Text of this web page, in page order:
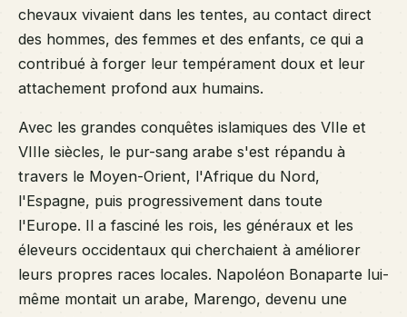
chevaux vivaient dans les tentes, au contact direct
des hommes, des femmes et des enfants, ce qui a
contribué à forger leur tempérament doux et leur
attachement profond aux humains.
Avec les grandes conquêtes islamiques des VIIe et
VIIIe siècles, le pur-sang arabe s'est répandu à
travers le Moyen-Orient, l'Afrique du Nord,
l'Espagne, puis progressivement dans toute
l'Europe. Il a fasciné les rois, les généraux et les
éleveurs occidentaux qui cherchaient à améliorer
leurs propres races locales. Napoléon Bonaparte lui-
même montait un arabe, Marengo, devenu une